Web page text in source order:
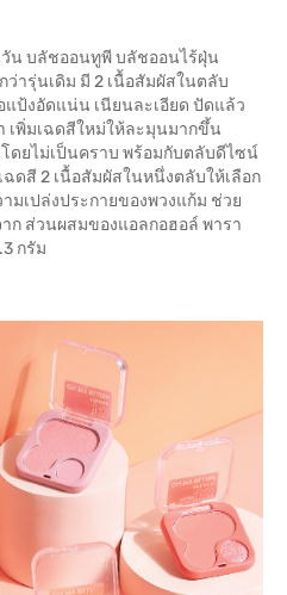
น บลัชออนทูพี บลัชออนไร้ฝุ่น
ารุ่นเดิม มี 2 เนื้อสัมผัสในตลับ
แป้งอัดแน่น เนียนละเอียด ปัดแล้ว
เพิ่มเฉดสีใหม่ให้ละมุนมากขึ้น
ดยไม่เป็นคราบ พร้อมกับตลับดีไซน์
ดสี 2 เนื้อสัมผัสในหนึ่งตลับให้เลือก
เปล่งประกายของพวงแก้ม ช่วย
ก ส่วนผสมของแอลกอฮอล์ พารา
กรัม